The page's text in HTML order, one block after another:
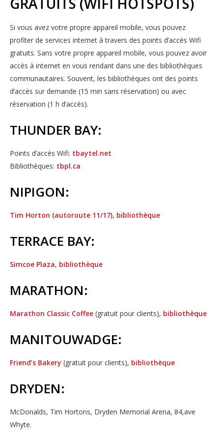
Si vous avez votre propre appareil mobile, vous pouvez
profiter de services internet à travers des points d’accès Wifi
gratuits. Sans votre propre appareil mobile, vous pouvez avoir
accès à internet en vous rendant dans une des bibliothèques
communautaires. Souvent, les bibliothèques ont des points
d’accès sur demande (15 min sans réservation) ou avec
réservation (1 h d’accès).
THUNDER BAY:
Points d’accès Wifi: tbaytel.net
Bibliothèques: tbpl.ca
NIPIGON:
Tim Horton (autoroute 11/17), bibliothèque
TERRACE BAY:
Simcoe Plaza, bibliothèque
MARATHON:
Marathon Classic Coffee (gratuit pour clients), bibliothèque
MANITOUWADGE:
Friend’s Bakery (gratuit pour clients), bibliothèque
DRYDEN:
McDonalds, Tim Hortons, Dryden Memorial Arena, 84,ave
Whyte.